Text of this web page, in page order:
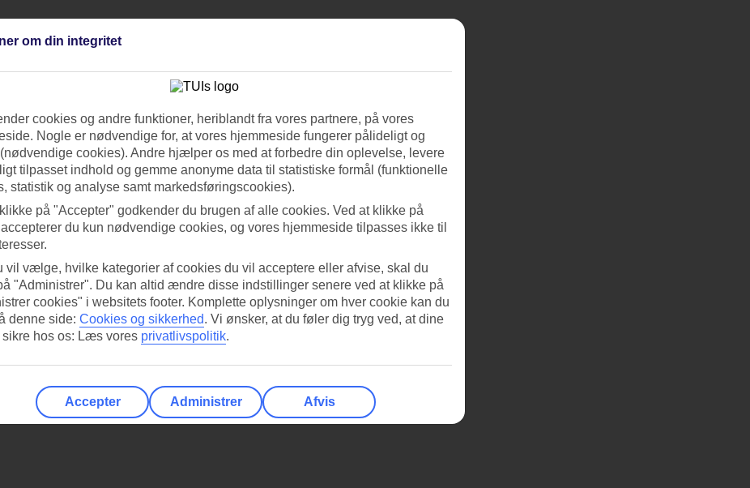
om din integritet
cookies og andre funktioner, heriblandt fra vores partnere, på vores
Nogle er nødvendige for, at vores hjemmeside fungerer pålideligt og
cookies). Andre hjælper os med at forbedre din oplevelse, levere
tilpasset indhold og gemme anonyme data til statistiske formål (funktionelle
statistik og analyse samt markedsføringscookies).
på "Accepter" godkender du brugen af alle cookies. Ved at klikke på
du kun nødvendige cookies, og vores hjemmeside tilpasses ikke til
vil vælge, hvilke kategorier af cookies du vil acceptere eller afvise, skal du
"Administrer". Du kan altid ændre disse indstillinger senere ved at klikke på
cookies" i websitets footer. Komplette oplysninger om hver cookie kan du
denne side: Cookies og sikkerhed. Vi ønsker, at du føler dig tryg ved, at dine
sikre hos os: Læs vores privatlivspolitik.
Accepter Administrer Afvis